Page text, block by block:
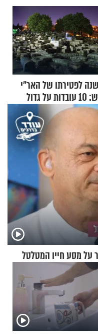
454 שנה לפטירתו של האר"י
הקדוש: 10 עובדות על גדול
צפת
על מסע חייו המטלטל